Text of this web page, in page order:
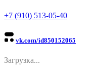
+7 (910) 513-05-40
vk.com/id850152065
Загрузка...